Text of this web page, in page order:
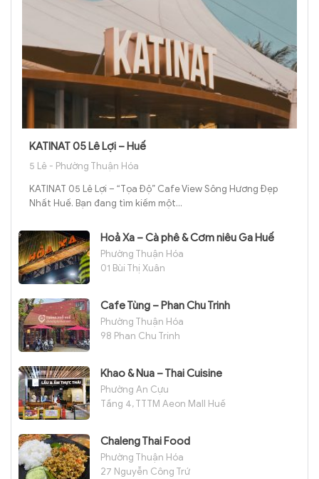
KATINAT 05 Lê Lợi – Huế
5 Lê - Phường Thuận Hóa
KATINAT 05 Lê Lợi – “Tọa Độ” Cafe View Sông Hương Đẹp
Nhất Huế. Bạn đang tìm kiếm một...
Hoả Xa – Cà phê & Cơm niêu Ga Huế
Phường Thuận Hóa
01 Bùi Thị Xuân
Cafe Tùng – Phan Chu Trinh
Phường Thuận Hóa
98 Phan Chu Trinh
Khao & Nua – Thai Cuisine
Phường An Cựu
Tầng 4, TTTM Aeon Mall Huế
Chaleng Thai Food
Phường Thuận Hóa
27 Nguyễn Công Trứ